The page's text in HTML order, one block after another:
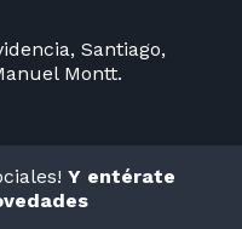
Santiago,
Montt.
Y entérate